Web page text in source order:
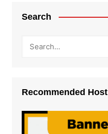
Search
Recommended Host